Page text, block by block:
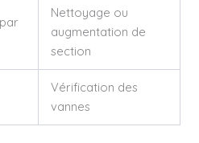
Nettoyage ou
augmentation de
section
Vérification des
vannes